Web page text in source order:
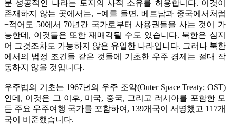
분 성공적인 나라는 토지의 사적 소유를 허용합니다. 이것이
존재하지 않는 곳에서는, −예를 들면, 베트남과 중국에서처럼
−적어도 50에서 70년간 국가로부터 사용권들을 사는 것이 가
능한데, 이것들은 또한 재매각될 수도 있습니다. 북한은 심지
어 그것조차도 가능하지 않은 유일한 나라입니다. 그러나 북한
에서의 법정 조건들 같은 것들에 기초한 우주 경제는 절대 작
동하지 않을 것입니다.
우주법의 기초는 1967년의 우주 조약(Outer Space Treaty; OST)
인데, 이것은 그 이후, 미국, 중국, 그리고 러시아를 포함한 모
든 주요 우주여행 국가를 포함하여, 139개국이 서명했고 117개
국이 비준했습니다.